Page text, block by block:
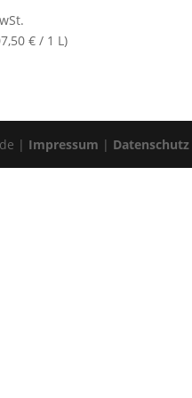
€ / 1 L)
| Impressum | Datenschutz